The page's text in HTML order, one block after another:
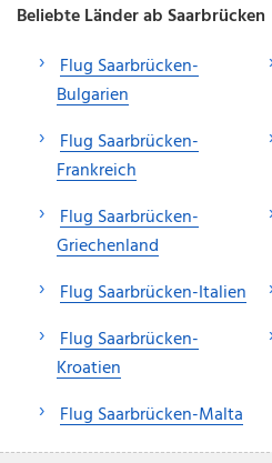
Beliebte Länder ab Saarbrücken
Flug Saarbrücken-
Bulgarien
Flug Saarbrücken-
Frankreich
Flug Saarbrücken-
Griechenland
Flug Saarbrücken-Italien
Flug Saarbrücken-
Kroatien
Flug Saarbrücken-Malta